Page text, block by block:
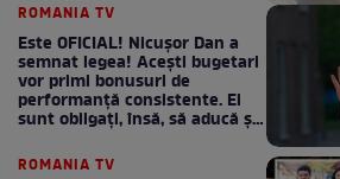
ROMANIA TV
Este OFICIAL! Nicușor Dan a
semnat legea! Acești bugetari
vor primi bonusuri de
performanță consistente. Ei
sunt obligați, însă, să aducă și
bani la bugetul de stat
ROMANIA TV